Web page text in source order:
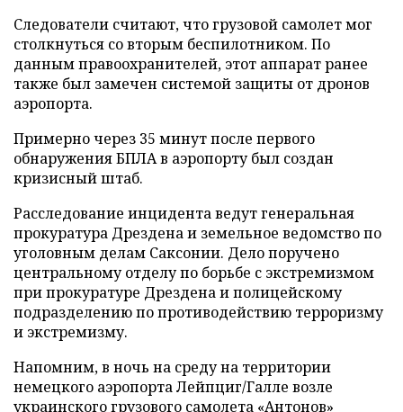
Следователи считают, что грузовой самолет мог
столкнуться со вторым беспилотником. По
данным правоохранителей, этот аппарат ранее
также был замечен системой защиты от дронов
аэропорта.
Примерно через 35 минут после первого
обнаружения БПЛА в аэропорту был создан
кризисный штаб.
Расследование инцидента ведут генеральная
прокуратура Дрездена и земельное ведомство по
уголовным делам Саксонии. Дело поручено
центральному отделу по борьбе с экстремизмом
при прокуратуре Дрездена и полицейскому
подразделению по противодействию терроризму
и экстремизму.
Напомним, в ночь на среду на территории
немецкого аэропорта Лейпциг/Галле возле
украинского грузового самолета «Антонов»